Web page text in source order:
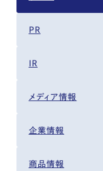
PR
IR
メディア情報
企業情報
商品情報